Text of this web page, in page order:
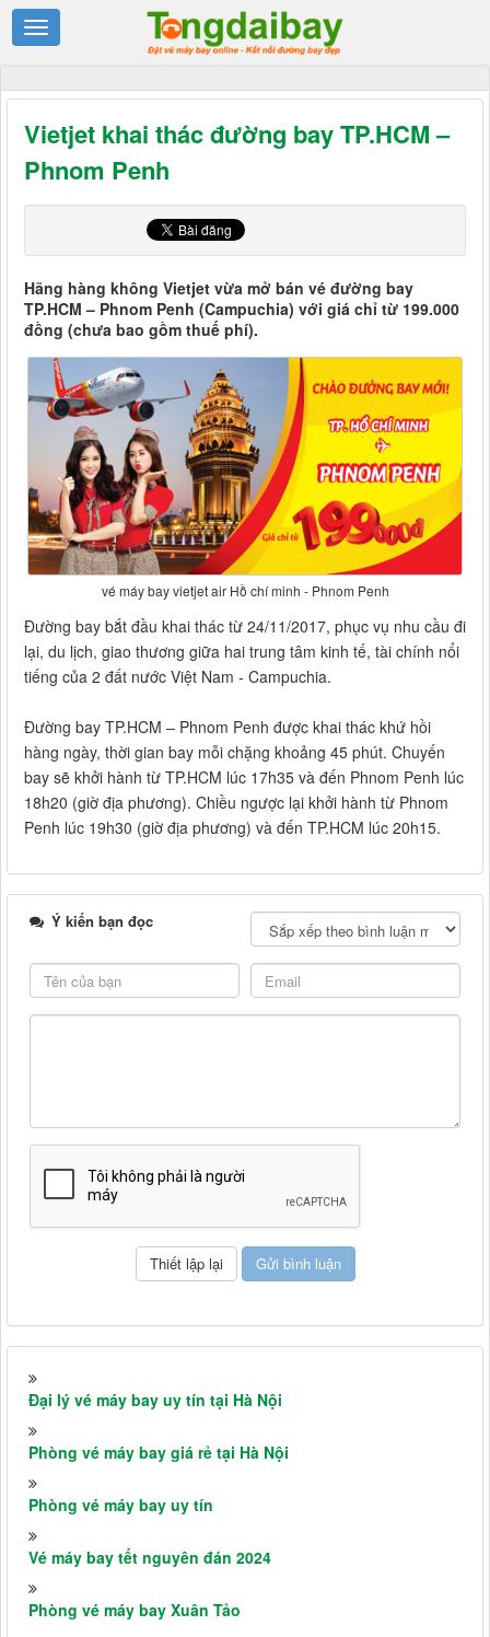
Vietjet khai thác đường bay TP.HCM –
Phnom Penh
Hãng hàng không Vietjet vừa mở bán vé đường bay
TP.HCM – Phnom Penh (Campuchia) với giá chỉ từ 199.000
đồng (chưa bao gồm thuế phí).
vé máy bay vietjet air Hồ chí minh - Phnom Penh
Đường bay bắt đầu khai thác từ 24/11/2017, phục vụ nhu cầu đi
lại, du lịch, giao thương giữa hai trung tâm kinh tế, tài chính nổi
tiếng của 2 đất nước Việt Nam - Campuchia.
Đường bay TP.HCM – Phnom Penh được khai thác khứ hồi
hàng ngày, thời gian bay mỗi chặng khoảng 45 phút. Chuyến
bay sẽ khởi hành từ TP.HCM lúc 17h35 và đến Phnom Penh lúc
18h20 (giờ địa phương). Chiều ngược lại khởi hành từ Phnom
Penh lúc 19h30 (giờ địa phương) và đến TP.HCM lúc 20h15.
Ý kiến bạn đọc
Đại lý vé máy bay uy tín tại Hà Nội
Phòng vé máy bay giá rẻ tại Hà Nội
Phòng vé máy bay uy tín
Vé máy bay tết nguyên đán 2024
Phòng vé máy bay Xuân Tảo